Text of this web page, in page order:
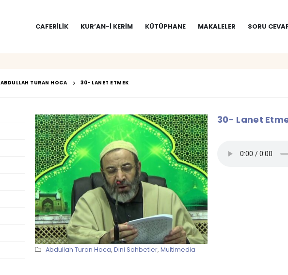
CAFERILIK KUR’AN-I KERIM KÜTÜPHANE MAKALELER SORU
ABDULLAH TURAN HOCA 30- LANET ETMEK
30- Lanet
Abdullah Turan Hoca, Dini Sohbetler, Multimedia